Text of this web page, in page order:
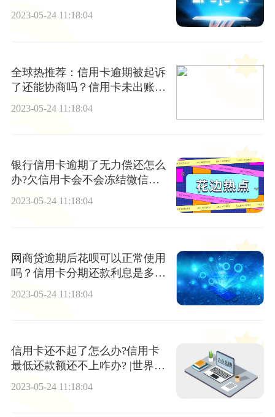
2023-05-24 11:18:04
全球热推荐：信用卡逾期被起诉
了还能协商吗？信用卡未出账单
2023-05-24 11:18:04
银行信用卡逾期了无力偿还怎么
办?欠信用卡会不会冻结微信账
户?
2023-05-24 11:18:04
网商贷逾期后花呗可以正常使用
吗？信用卡分期还款利息是多
2023-05-24 11:18:04
信用卡还不起了怎么办?信用卡
最低还款额还不上咋办? |世界速
2023-05-24 11:18:04